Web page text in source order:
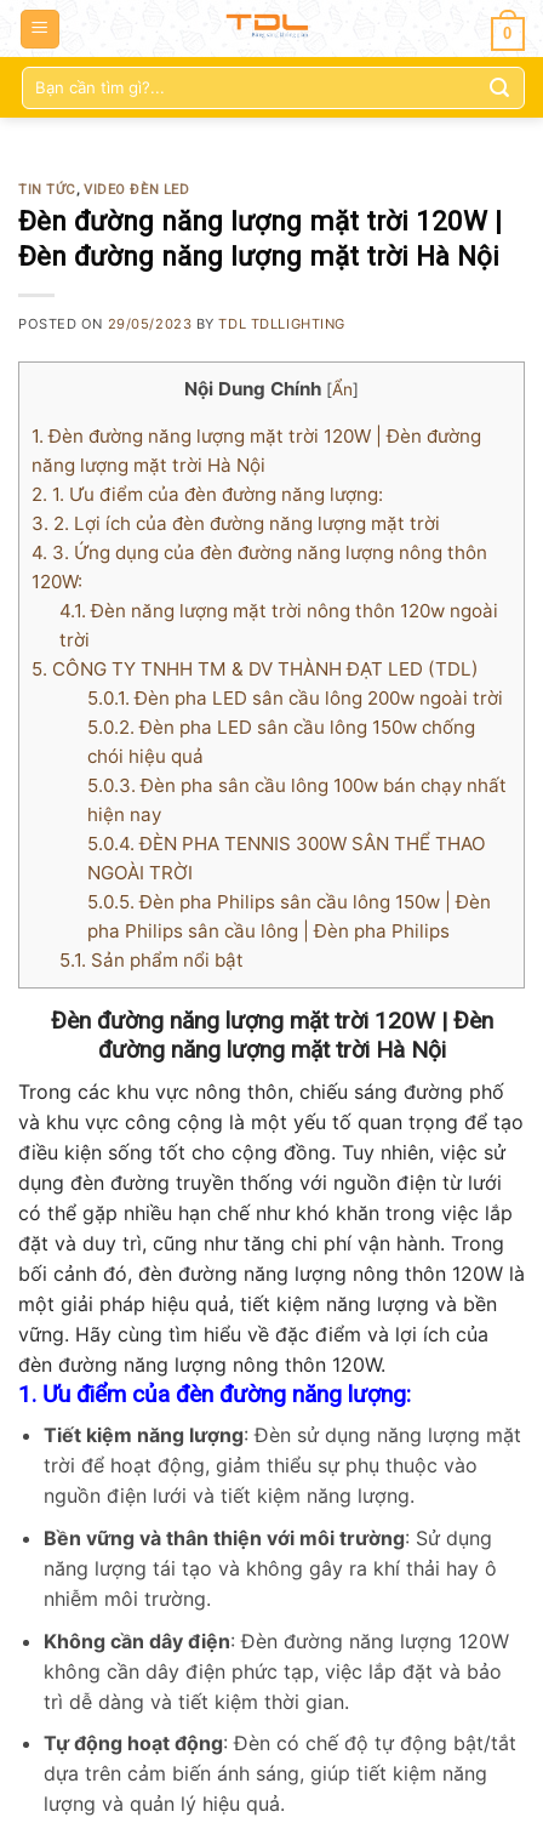
0
Tìm
kiếm:
TIN TỨC,VIDEO ĐÈN LED
Đèn đường năng lượng mặt trời 120W |
Đèn đường năng lượng mặt trời Hà Nội
POSTED ON 29/05/2023 BYTDL TDLLIGHTING
Nội Dung Chính [Ẩn]
1. Đèn đường năng lượng mặt trời 120W | Đèn đường
năng lượng mặt trời Hà Nội
2. 1. Ưu điểm của đèn đường năng lượng:
3. 2. Lợi ích của đèn đường năng lượng mặt trời
4. 3. Ứng dụng của đèn đường năng lượng nông thôn
120W:
4.1. Đèn năng lượng mặt trời nông thôn 120w ngoài
trời
5. CÔNG TY TNHH TM & DV THÀNH ĐẠT LED (TDL)
5.0.1. Đèn pha LED sân cầu lông 200w ngoài trời
5.0.2. Đèn pha LED sân cầu lông 150w chống
chói hiệu quả
5.0.3. Đèn pha sân cầu lông 100w bán chạy nhất
hiện nay
5.0.4. ĐÈN PHA TENNIS 300W SÂN THỂ THAO
NGOÀI TRỜI
5.0.5. Đèn pha Philips sân cầu lông 150w | Đèn
pha Philips sân cầu lông | Đèn pha Philips
5.1. Sản phẩm nổi bật
Đèn đường năng lượng mặt trời 120W | Đèn
đường năng lượng mặt trời Hà Nội
Trong các khu vực nông thôn, chiếu sáng đường phố
và khu vực công cộng là một yếu tố quan trọng để tạo
điều kiện sống tốt cho cộng đồng. Tuy nhiên, việc sử
dụng đèn đường truyền thống với nguồn điện từ lưới
có thể gặp nhiều hạn chế như khó khăn trong việc lắp
đặt và duy trì, cũng như tăng chi phí vận hành. Trong
bối cảnh đó, đèn đường năng lượng nông thôn 120W là
một giải pháp hiệu quả, tiết kiệm năng lượng và bền
vững. Hãy cùng tìm hiểu về đặc điểm và lợi ích của
đèn đường năng lượng nông thôn 120W.
1. Ưu điểm của đèn đường năng lượng:
Tiết kiệm năng lượng: Đèn sử dụng năng lượng mặt
trời để hoạt động, giảm thiểu sự phụ thuộc vào
nguồn điện lưới và tiết kiệm năng lượng.
Bền vững và thân thiện với môi trường: Sử dụng
năng lượng tái tạo và không gây ra khí thải hay ô
nhiễm môi trường.
Không cần dây điện: Đèn đường năng lượng 120W
không cần dây điện phức tạp, việc lắp đặt và bảo
trì dễ dàng và tiết kiệm thời gian.
Tự động hoạt động: Đèn có chế độ tự động bật/tắt
dựa trên cảm biến ánh sáng, giúp tiết kiệm năng
lượng và quản lý hiệu quả.